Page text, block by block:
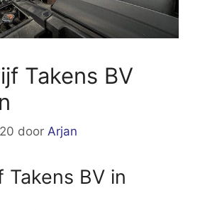
Takens BV
door Arjan
BV in